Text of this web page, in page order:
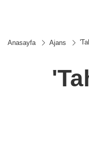
Anasayfa Ajans